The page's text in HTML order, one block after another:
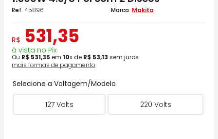
: 45896 Makita
R$ 531,35
à vista no Pix
Ou R$ 531,35 em 10x de R$ 53,13 sem juros
mais formas de pagamento
Selecione a Voltagem/Modelo
127 Volts 220 Volts